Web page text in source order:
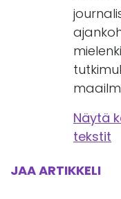
Näytä
tekstit
JAA ARTIKKELI